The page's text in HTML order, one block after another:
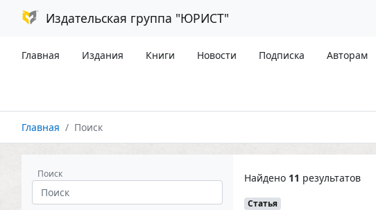
Издательская группа "ЮРИСТ"
Главная Издания Книги Новости Подписка Авторам
Главная Поиск
Поиск Найдено 11 результатов
Статья